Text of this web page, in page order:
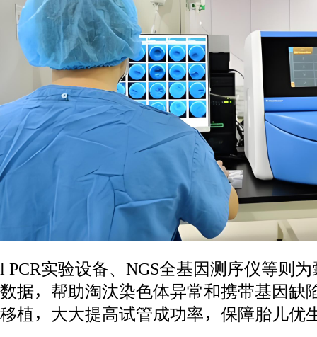
l PCR实验设备、NGS全基因测序仪等则
数据，帮助淘汰染色体异常和携带基因缺
移植，大大提高试管成功率，保障胎儿优